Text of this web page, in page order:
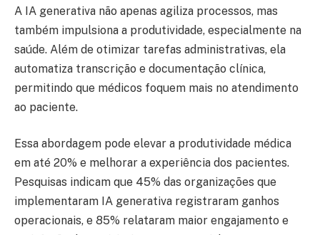
A IA generativa não apenas agiliza processos, mas
também impulsiona a produtividade, especialmente na
saúde. Além de otimizar tarefas administrativas, ela
automatiza transcrição e documentação clínica,
permitindo que médicos foquem mais no atendimento
ao paciente.
Essa abordagem pode elevar a produtividade médica
em até 20% e melhorar a experiência dos pacientes.
Pesquisas indicam que 45% das organizações que
implementaram IA generativa registraram ganhos
operacionais, e 85% relataram maior engajamento e